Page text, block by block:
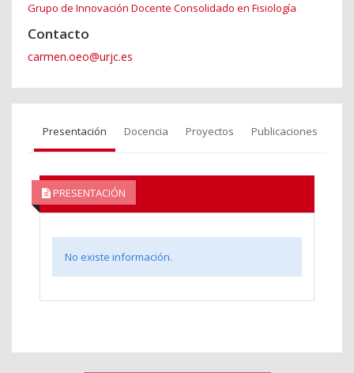
Grupo de Innovación Docente Consolidado en Fisiología
Contacto
carmen.oeo@urjc.es
Presentación Docencia Proyectos Publicaciones
PRESENTACIÓN
No existe información.